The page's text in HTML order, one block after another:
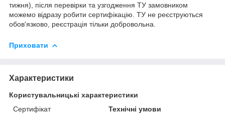
тижня), після перевірки та узгодження ТУ замовником
можемо відразу робити сертифікацію. ТУ не реєструються
обов'язково, реєстрація тільки добровольна.
Приховати
Характеристики
Користувальницькі характеристики
Сертифікат
Технічні умови